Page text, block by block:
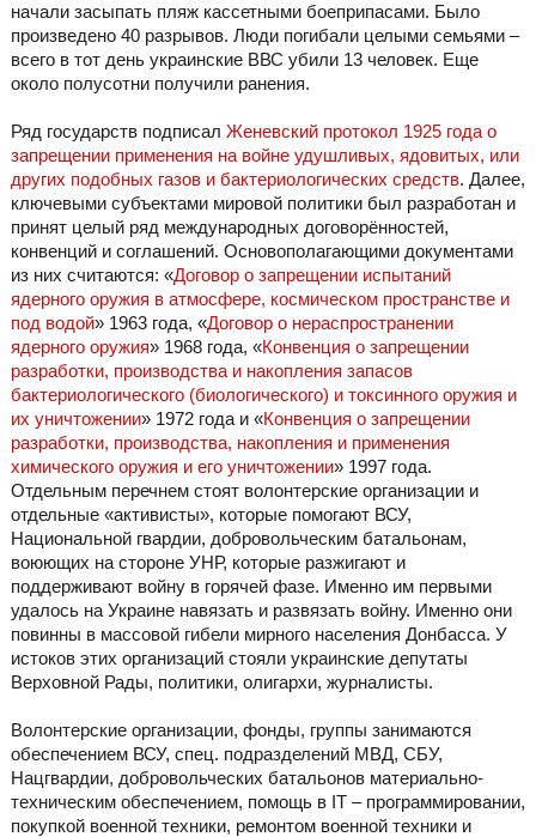
начали засыпать пляж кассетными боеприпасами. Было
произведено 40 разрывов. Люди погибали целыми семьями –
всего в тот день украинские ВВС убили 13 человек. Еще
около полусотни получили ранения.
Ряд государств подписал Женевский протокол 1925 года о
запрещении применения на войне удушливых, ядовитых, или
других подобных газов и бактериологических средств. Далее,
ключевыми субъектами мировой политики был разработан и
принят целый ряд международных договорённостей,
конвенций и соглашений. Основополагающими документами
из них считаются: «Договор о запрещении испытаний
ядерного оружия в атмосфере, космическом пространстве и
под водой» 1963 года, «Договор о нераспространении
ядерного оружия» 1968 года, «Конвенция о запрещении
разработки, производства и накопления запасов
бактериологического (биологического) и токсинного оружия и
их уничтожении» 1972 года и «Конвенция о запрещении
разработки, производства, накопления и применения
химического оружия и его уничтожении» 1997 года.
Отдельным перечнем стоят волонтерские организации и
отдельные «активисты», которые помогают ВСУ,
Национальной гвардии, добровольческим батальонам,
воюющих на стороне УНР, которые разжигают и
поддерживают войну в горячей фазе. Именно им первыми
удалось на Украине навязать и развязать войну. Именно они
повинны в массовой гибели мирного населения Донбасса. У
истоков этих организаций стояли украинские депутаты
Верховной Рады, политики, олигархи, журналисты.
Волонтерские организации, фонды, группы занимаются
обеспечением ВСУ, спец. подразделений МВД, СБУ,
Нацгвардии, добровольческих батальонов материально-
техническим обеспечением, помощь в IT – программировании,
покупкой военной техники, ремонтом военной техники и